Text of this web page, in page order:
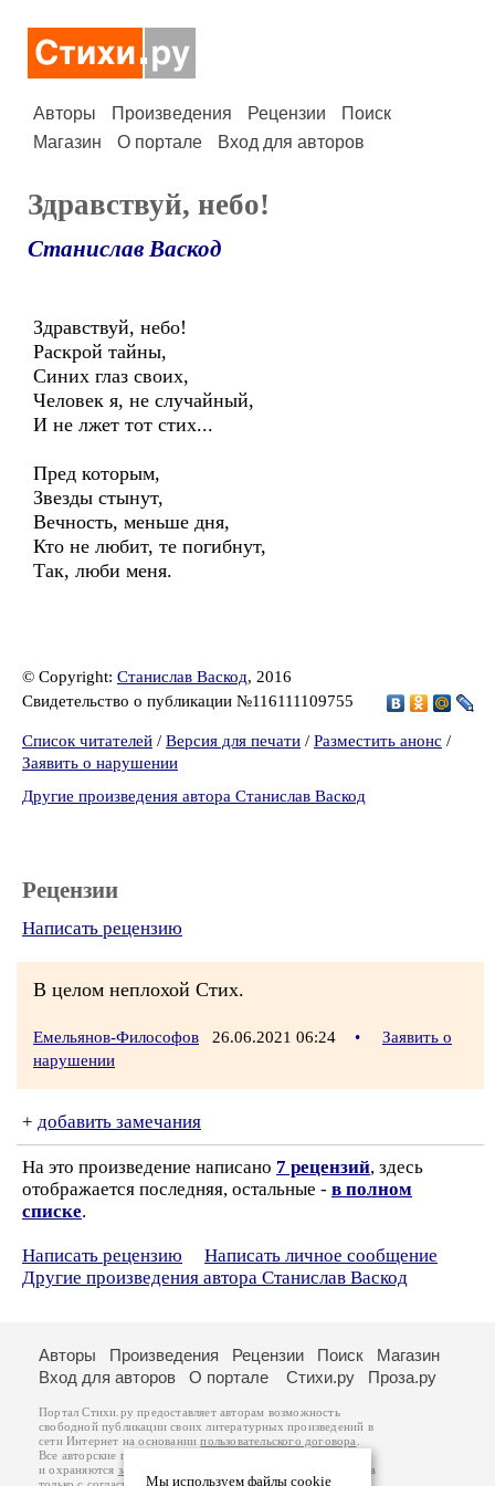
Авторы Произведения Рецензии
Поиск
Магазин
О портале Вход для авторов
Здравствуй, небо!
Станислав Васкод
Здравствуй, небо!
Раскрой тайны,
Синих глаз своих,
Человек я, не случайный,
И не лжет тот стих...
Пред которым,
Звезды стынут,
Вечность, меньше дня,
Кто не любит, те погибнут,
Так, люби меня.
© Copyright: Станислав Васкод, 2016
Свидетельство о публикации №116111109755
Список читателей / Версия для печати / Разместить анонс /
Заявить о нарушении
Другие произведения автора Станислав Васкод
Рецензии
Написать рецензию
В целом неплохой Стих.
Емельянов-Философов 26.06.2021 06:24 •
Заявить о
нарушении
+ добавить замечания
На это произведение написано 7 рецензий, здесь
отображается последняя, остальные - в полном
списке.
Написать рецензию
Написать личное сообщение
Другие произведения автора Станислав Васкод
Мы используем файлы cookie
Авторы Произведения Рецензии Поиск
Магазин
Вход для авторов
О портале Стихи.ру Проза.ру
Портал Стихи.ру предоставляет авторам возможность
свободной публикации своих литературных произведений в
сети Интернет на основаниипользовательского договора
Все авторские права на произведения принадлежат авторам
и охраняются законом
. Перепечатка произведений возможна